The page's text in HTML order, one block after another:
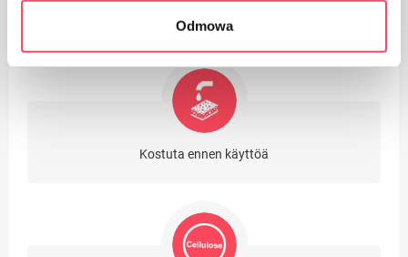
Odmowa
Kostuta ennen käyttöä